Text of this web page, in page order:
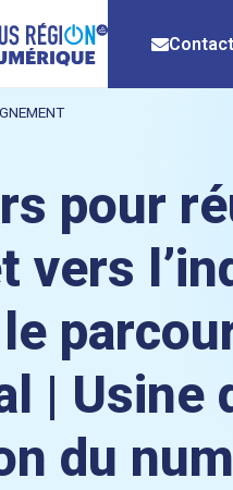
pour
vers
| Usine
du